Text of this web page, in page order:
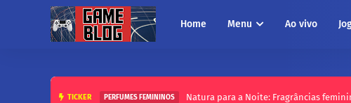
Home Menu Ao vivo
TICKER PERFUMES FEMININOS Natura para a Noite: Fragrâncias